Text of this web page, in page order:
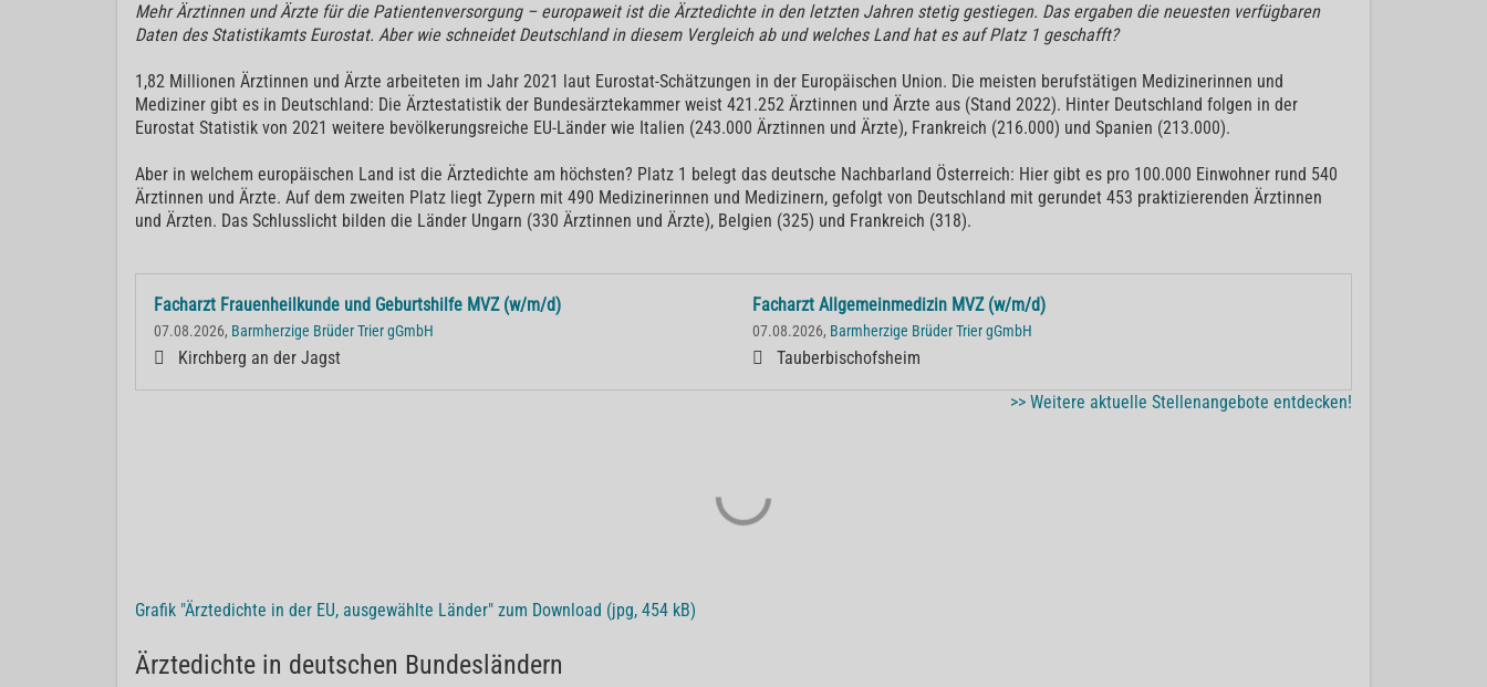
Mehr Ärztinnen und Ärzte für die Patientenversorgung – europaweit ist die Ärztedichte in den letzten Jahren stetig gestiegen. Das ergaben die neuesten verfügbaren
Daten des Statistikamts Eurostat. Aber wie schneidet Deutschland in diesem Vergleich ab und welches Land hat es auf Platz 1 geschafft?
1,82 Millionen Ärztinnen und Ärzte arbeiteten im Jahr 2021 laut Eurostat-Schätzungen in der Europäischen Union. Die meisten berufstätigen Medizinerinnen und
Mediziner gibt es in Deutschland: Die Ärztestatistik der Bundesärztekammer weist 421.252 Ärztinnen und Ärzte aus (Stand 2022). Hinter Deutschland folgen in der
Eurostat Statistik von 2021 weitere bevölkerungsreiche EU-Länder wie Italien (243.000 Ärztinnen und Ärzte), Frankreich (216.000) und Spanien (213.000).
Aber in welchem europäischen Land ist die Ärztedichte am höchsten? Platz 1 belegt das deutsche Nachbarland Österreich: Hier gibt es pro 100.000 Einwohner rund 540
Ärztinnen und Ärzte. Auf dem zweiten Platz liegt Zypern mit 490 Medizinerinnen und Medizinern, gefolgt von Deutschland mit gerundet 453 praktizierenden Ärztinnen
und Ärzten. Das Schlusslicht bilden die Länder Ungarn (330 Ärztinnen und Ärzte), Belgien (325) und Frankreich (318).
Facharzt Frauenheilkunde und Geburtshilfe MVZ (w/m/d)
07.08.2026, Barmherzige Brüder Trier gGmbH
Kirchberg an der Jagst
Facharzt Allgemeinmedizin MVZ (w/m/d)
07.08.2026, Barmherzige Brüder Trier gGmbH
Tauberbischofsheim
>> Weitere aktuelle Stellenangebote entdecken!
Grafik "Ärztedichte in der EU, ausgewählte Länder" zum Download (jpg, 454 kB)
Ärztedichte in deutschen Bundesländern